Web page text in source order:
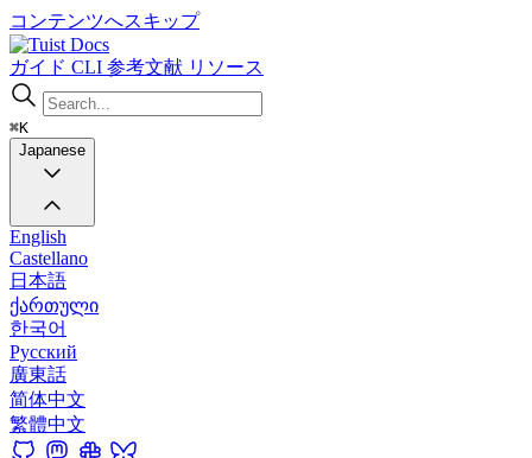
コンテンツへスキップ
Docs
ガイド CLI 参考文献 リソース
⌘K
Japanese
English
Castellano
日本語
ქართული
한국어
Русский
廣東話
简体中文
繁體中文